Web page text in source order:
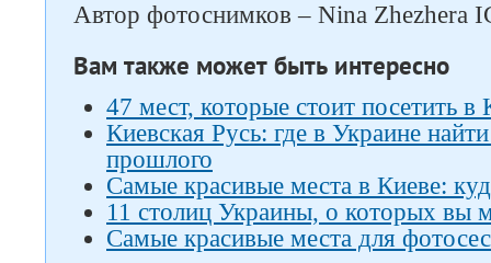
Автор фотоснимков – Nina Zhezhera
Вам также может быть интересно
47 мест, которые стоит посетить в
Киевская Русь: где в Украине
прошлого
Самые красивые места в Киеве:
11 столиц Украины, о которых вы
Самые красивые места для